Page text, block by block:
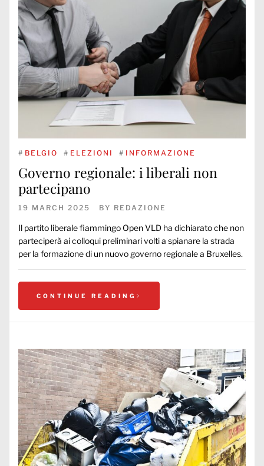
# BELGIO # ELEZIONI # INFORMAZIONE
Governo regionale: i liberali non
partecipano
19 MARCH 2025 BY REDAZIONE
Il partito liberale fiammingo Open VLD ha dichiarato che non
parteciperà ai colloqui preliminari volti a spianare la strada
per la formazione di un nuovo governo regionale a Bruxelles.
CONTINUE READING